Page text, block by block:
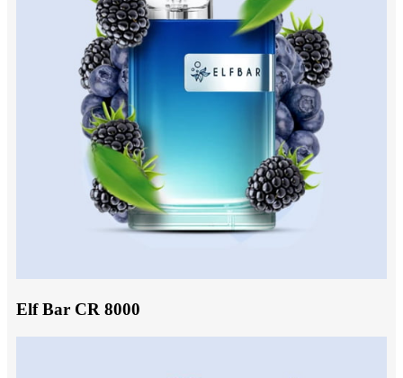
Elf Bar CR 8000